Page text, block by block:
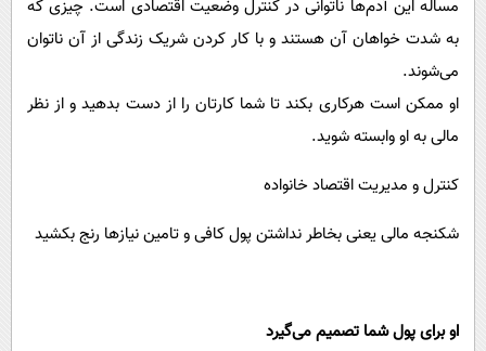
مساله این آد‌م‌ها ناتوانی در کنترل وضعیت اقتصادی است. چیزی که
به شدت خواهان آن هستند و با کار کردن شریک زندگی از آن ناتوان
می‌شوند.‏
او ممکن است هرکاری بکند تا شما کارتان را از دست بدهید و از نظر
مالی به او وابسته شوید.‏
کنترل و مدیریت اقتصاد خانواده
شکنجه مالی یعنی بخاطر نداشتن پول کافی و تامین نیازها رنج بکشید
او برای پول شما تصمیم می‌گیرد